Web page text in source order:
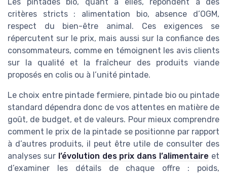
critères stricts : alimentation bio, absence d’OGM,
respect du bien-être animal. Ces exigences se
répercutent sur le prix, mais aussi sur la confiance des
consommateurs, comme en témoignent les avis clients
sur la qualité et la fraîcheur des produits viande
proposés en colis ou à l’unité pintade.
Le choix entre pintade fermiere, pintade bio ou pintade
standard dépendra donc de vos attentes en matière de
goût, de budget, et de valeurs. Pour mieux comprendre
comment le prix de la pintade se positionne par rapport
à d’autres produits, il peut être utile de consulter des
analyses sur l’évolution des prix dans l’alimentaire et
d’examiner les détails de chaque offre : poids,